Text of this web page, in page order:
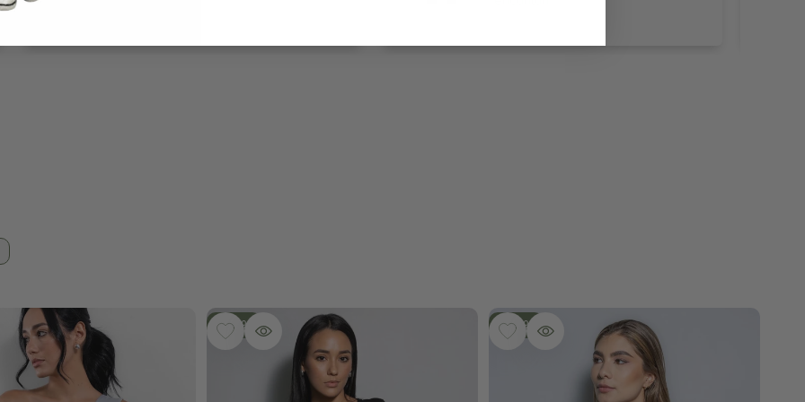
-50 %
AGREGAR A LA LISTA DE DESEOS
VISTA RÁPIDA
-50 %